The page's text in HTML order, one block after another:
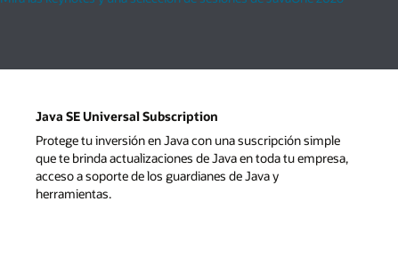
Java SE Universal Subscription
Protege tu inversión en Java con una suscripción simple
que te brinda actualizaciones de Java en toda tu empresa,
acceso a soporte de los guardianes de Java y
herramientas.